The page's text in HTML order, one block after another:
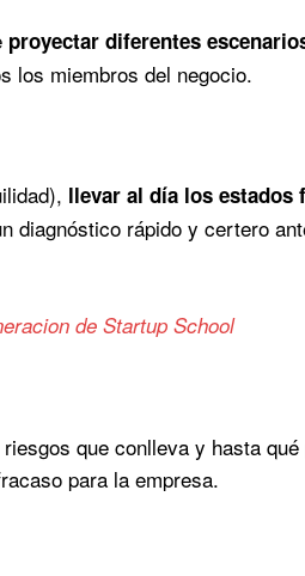
proyectar diferentes
los miembros del negocio.
llevar al día los estados
diagnóstico rápido y certero
de Startup School
que conlleva y hasta qué
para la empresa.